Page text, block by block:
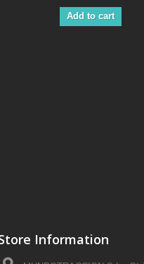
Add to cart
Information